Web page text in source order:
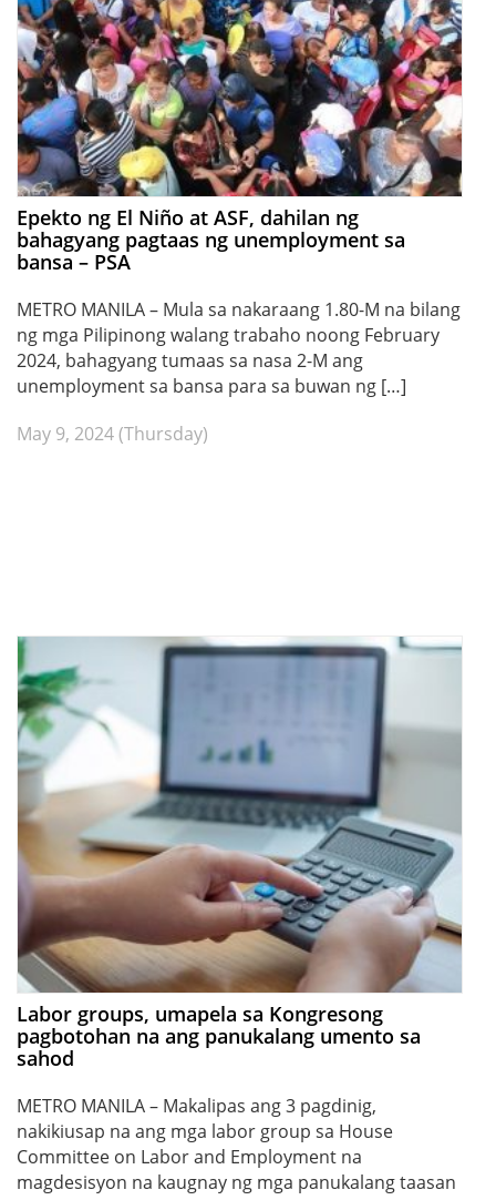
Epekto ng El Niño at ASF, dahilan ng
bahagyang pagtaas ng unemployment sa
bansa – PSA
METRO MANILA – Mula sa nakaraang 1.80-M na bilang
ng mga Pilipinong walang trabaho noong February
2024, bahagyang tumaas sa nasa 2-M ang
unemployment sa bansa para sa buwan ng […]
May 9, 2024 (Thursday)
Labor groups, umapela sa Kongresong
pagbotohan na ang panukalang umento sa
sahod
METRO MANILA – Makalipas ang 3 pagdinig,
nakikiusap na ang mga labor group sa House
Committee on Labor and Employment na
magdesisyon na kaugnay ng mga panukalang taasan